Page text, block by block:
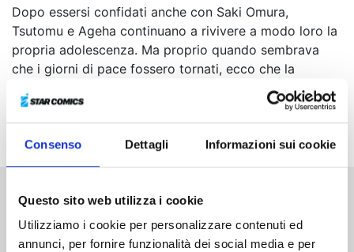
Consenso Dettagli Informazioni sui cookie
Questo sito web utilizza i cookie
Utilizziamo i cookie per personalizzare contenuti ed
annunci, per fornire funzionalità dei social media e per
Dopo essersi confidati anche con Saki Omura,
Tsutomu e Ageha continuano a rivivere a modo loro la
propria adolescenza. Ma proprio quando sembrava
che i giorni di pace fossero tornati, ecco che la
ragazza più problematica della classe mette gli occhi
su Tsutomu! Come se non bastasse, pare che anche lei
abbia effettuato il time sleep...
Altri volumi della serie